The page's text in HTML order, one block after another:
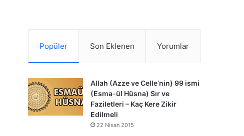
Popüler Son Eklenen Yorumlar
Allah (Azze ve Celle’nin) 99 ismi
(Esma-ül Hüsna) Sır ve
Faziletleri – Kaç Kere Zikir
Edilmeli
22 Nisan 2015